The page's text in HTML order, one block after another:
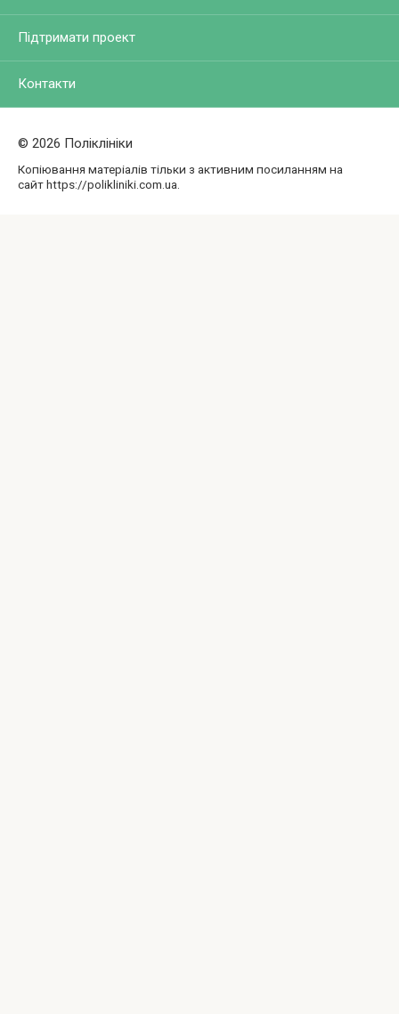
Підтримати проект
Контакти
© 2026 Поліклініки
Копіювання матеріалів тільки з активним посиланням на
сайт https://polikliniki.com.ua.